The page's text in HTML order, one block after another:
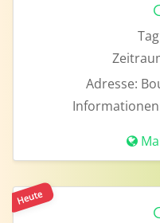
Adresse:
Heute